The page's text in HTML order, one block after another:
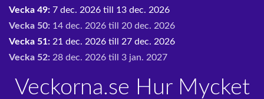
Vecka 49: 7 dec. 2026 till 13 dec. 2026
Vecka 50: 14 dec. 2026 till 20 dec. 2026
Vecka 51: 21 dec. 2026 till 27 dec. 2026
Vecka 52: 28 dec. 2026 till 3 jan. 2027
Veckorna.se Hur Mycket